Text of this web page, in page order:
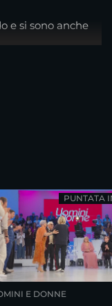
e si sono anche
E DONNE
PUNTATA